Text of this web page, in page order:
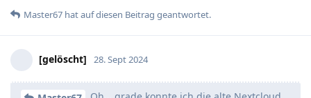
Master67 hatauf diesen Beitrag geantwortet.
[gelöscht] 28. Sept 2024